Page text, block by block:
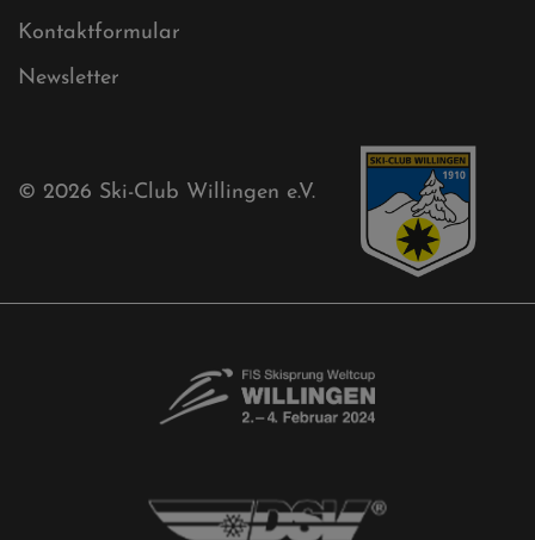
Kontaktformular
Newsletter
© 2026 Ski-Club Willingen e.V.